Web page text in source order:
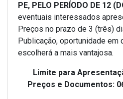
PE, PELO PERÍODO DE 12
eventuais interessados
Preços no prazo de 3 (três)
Publicação, oportunidade em
escolherá a mais vantajosa.
Limite para
Preços e Documentos: